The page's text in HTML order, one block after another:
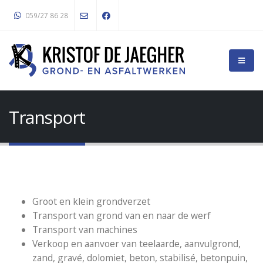
059/27 86 28
Transport
Groot en klein grondverzet
Transport van grond van en naar de werf
Transport van machines
Verkoop en aanvoer van teelaarde, aanvulgrond,
zand, gravé, dolomiet, beton, stabilisé, betonpuin,